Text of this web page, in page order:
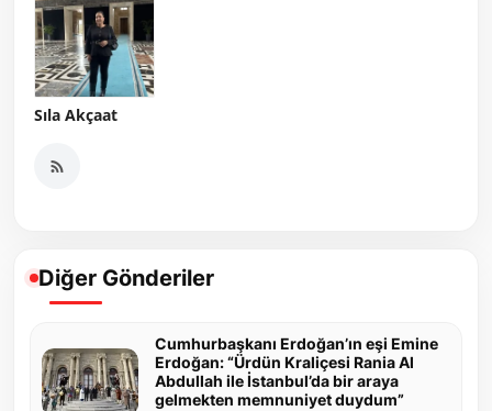
Sıla Akçaat
Diğer Gönderiler
Cumhurbaşkanı Erdoğan’ın eşi Emine
Erdoğan: “Ürdün Kraliçesi Rania Al
Abdullah ile İstanbul’da bir araya
gelmekten memnuniyet duydum”